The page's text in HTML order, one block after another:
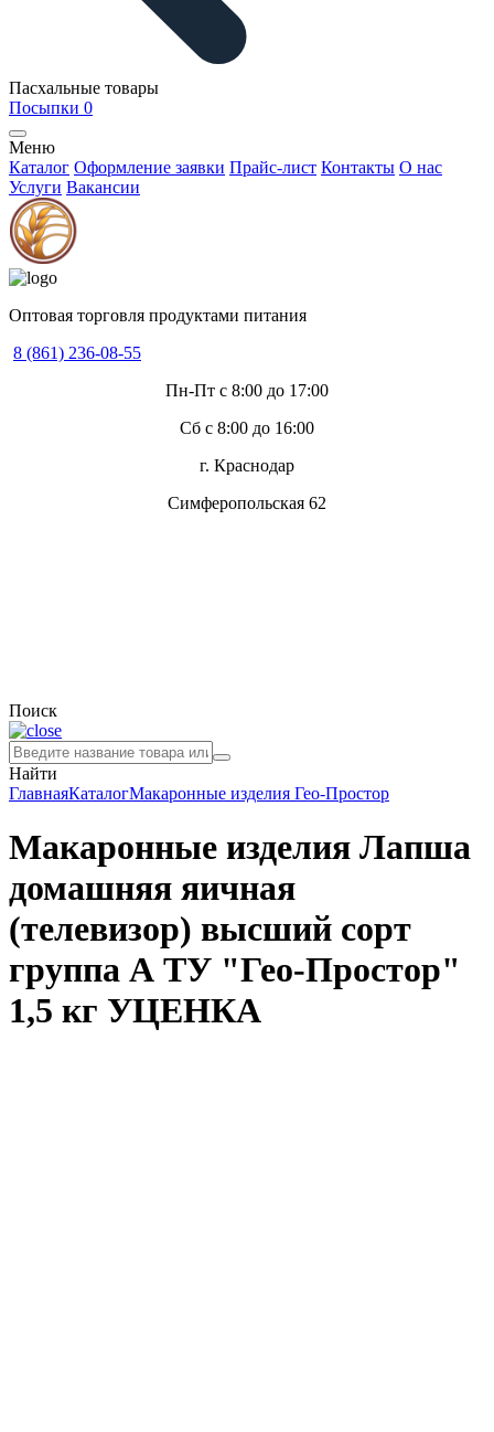
Пасхальные товары
Посыпки 0
Меню
Каталог Оформление заявки Прайс-лист Контакты О нас
Услуги Вакансии
Оптовая торговля продуктами питания
8 (861) 236-08-55
Пн-Пт с 8:00 до 17:00
Сб с 8:00 до 16:00
г. Краснодар
Симферопольская 62
Поиск
Найти
ГлавнаяКаталогМакаронные изделия Гео-Простор
Макаронные изделия Лапша
домашняя яичная
(телевизор) высший сорт
группа А ТУ "Гео-Простор"
1,5 кг УЦЕНКА